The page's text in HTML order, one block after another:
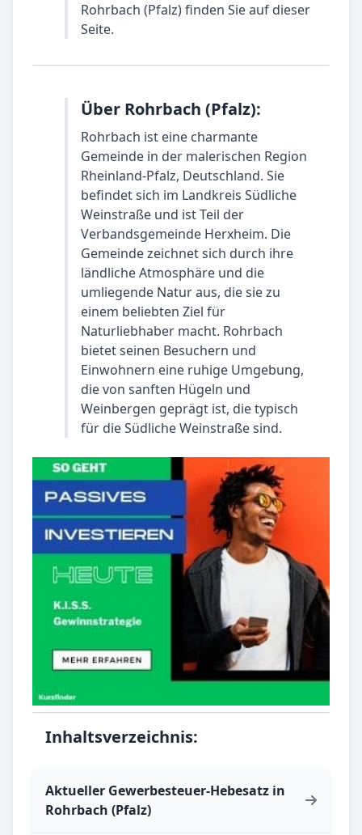
Rohrbach (Pfalz) finden Sie auf dieser
Seite.
Über Rohrbach (Pfalz):
Rohrbach ist eine charmante
Gemeinde in der malerischen Region
Rheinland-Pfalz, Deutschland. Sie
befindet sich im Landkreis Südliche
Weinstraße und ist Teil der
Verbandsgemeinde Herxheim. Die
Gemeinde zeichnet sich durch ihre
ländliche Atmosphäre und die
umliegende Natur aus, die sie zu
einem beliebten Ziel für
Naturliebhaber macht. Rohrbach
bietet seinen Besuchern und
Einwohnern eine ruhige Umgebung,
die von sanften Hügeln und
Weinbergen geprägt ist, die typisch
für die Südliche Weinstraße sind.
Inhaltsverzeichnis:
Aktueller Gewerbesteuer-Hebesatz in
Rohrbach (Pfalz)